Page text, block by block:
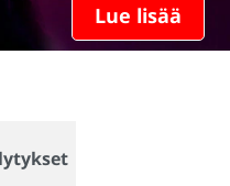
Lue lisää